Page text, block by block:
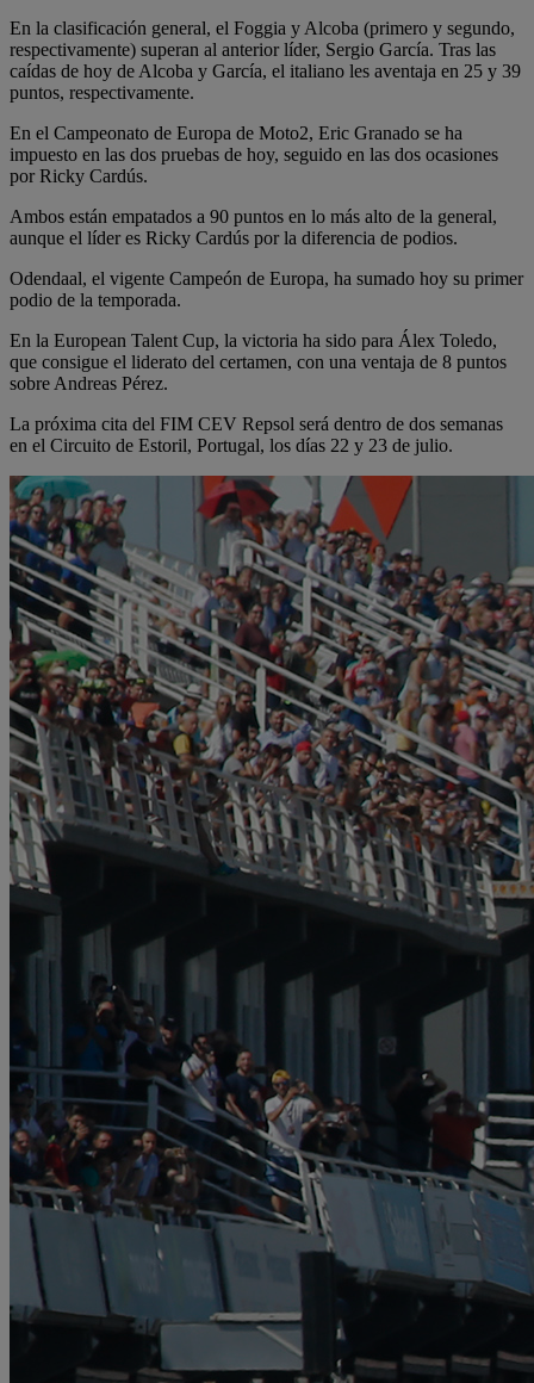
En la clasificación general, el Foggia y Alcoba (primero y segundo,
respectivamente) superan al anterior líder, Sergio García. Tras las
caídas de hoy de Alcoba y García, el italiano les aventaja en 25 y 39
puntos, respectivamente.
En el Campeonato de Europa de Moto2, Eric Granado se ha
impuesto en las dos pruebas de hoy, seguido en las dos ocasiones
por Ricky Cardús.
Ambos están empatados a 90 puntos en lo más alto de la general,
aunque el líder es Ricky Cardús por la diferencia de podios.
Odendaal, el vigente Campeón de Europa, ha sumado hoy su primer
podio de la temporada.
En la European Talent Cup, la victoria ha sido para Álex Toledo,
que consigue el liderato del certamen, con una ventaja de 8 puntos
sobre Andreas Pérez.
La próxima cita del FIM CEV Repsol será dentro de dos semanas
en el Circuito de Estoril, Portugal, los días 22 y 23 de julio.